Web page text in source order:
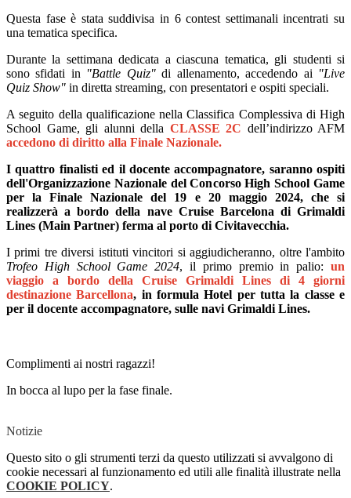
Questa fase è stata suddivisa in 6 contest settimanali incentrati su
una tematica specifica.
Durante la settimana dedicata a ciascuna tematica, gli studenti si
sono sfidati in "Battle Quiz"di allenamento, accedendo ai "Live
Quiz Show" in diretta streaming, con presentatori e ospiti speciali.
A seguito della qualificazione nella Classifica Complessiva di High
School Game, gli alunni della CLASSE 2C dell’indirizzoAFM
accedono di diritto alla Finale Nazionale.
I quattro finalisti ed il docente accompagnatore, saranno ospiti
dell'Organizzazione Nazionale del Concorso High School Game
per la Finale Nazionale del 19 e 20 maggio 2024, che si
realizzerà a bordo della nave Cruise Barcelona di Grimaldi
Lines (Main Partner) ferma al porto di Civitavecchia.
I primi tre diversi istituti vincitori si aggiudicheranno, oltre l'ambito
Trofeo High School Game 2024, il primo premio in palio:un
viaggio a bordo della Cruise Grimaldi Lines di 4 giorni
destinazione Barcellona, in formula Hotel per tutta la classe e
per il docente accompagnatore, sulle navi Grimaldi Lines.
Complimenti ai nostri ragazzi!
In bocca al lupo per la fase finale.
Notizie
Questo sito o gli strumenti terzi da questo utilizzati si avvalgono di
cookie necessari al funzionamento ed utili alle finalità illustrate nella
COOKIE POLICY.